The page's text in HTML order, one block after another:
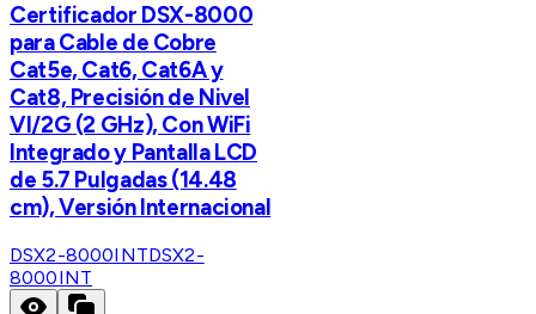
Certificador DSX-8000
para Cable de Cobre
Cat5e, Cat6, Cat6A y
Cat8, Precisión de Nivel
VI/2G (2 GHz), Con WiFi
Integrado y Pantalla LCD
de 5.7 Pulgadas (14.48
cm), Versión Internacional
DSX2-8000INTDSX2-
8000INT